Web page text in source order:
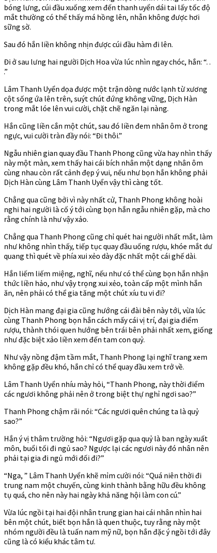
bóng lưng, cúi đầu xuống xem đến thanh uyển dái tai lấy tốc độ
mắt thường có thể thấy má hồng lên, nhẫn không được hơi
sững sờ.
Sau đó hắn liền không nhịn được cúi đầu hàm đi lên.
Đi ở sau lưng hai người Dịch Hoa vừa lúc nhìn ngay chóc, hắn: “. .
.”
Lâm Thanh Uyển dọa được một trận dòng nước lạnh từ xương
cột sống ứa lên trên, suýt chút đứng không vững, Dịch Hàn
trong mắt lóe lên vui cười, chặt chẽ ngăn lại nàng.
Hắn cũng liền cắn một chút, sau đó liền đem nhân ôm ở trong
ngực, vui cười tràn đầy nói: “Đi thôi.”
Ngẫu nhiên gian quay đầu Thanh Phong cũng vừa hay nhìn thấy
này một màn, xem thấy hai cái bích nhân một dạng nhân ôm
cùng nhau còn rất cảnh đẹp ý vui, nếu như bọn hắn không phải
Dịch Hàn cùng Lâm Thanh Uyển vậy thì càng tốt.
Chẳng qua cũng bởi vì này nhất cử, Thanh Phong không hoài
nghi hai người là cố ý tới cùng bọn hắn ngẫu nhiên gặp, mà cho
rằng chính là như vậy xảo.
Chẳng qua Thanh Phong cũng chỉ quét hai người nhất mắt, làm
như không nhìn thấy, tiếp tục quay đầu uống rượu, khóe mắt dư
quang thì quét về phía xui xẻo dày đặc nhất một cái ghế dài.
Hắn liếm liếm miệng, nghĩ, nếu như có thể cùng bọn hắn nhận
thức liền hảo, như vậy trọng xui xẻo, toàn cấp một mình hắn
ăn, nên phải có thể gia tăng một chút xíu tu vi đi?
Dịch Hàn mang đại gia cũng hướng cái đài bên này tới, vừa lúc
cùng Thanh Phong bọn hắn cách mấy cái vị trí, đại gia điểm
rượu, thành thói quen hướng bên trái bên phải nhất xem, giống
như đặc biệt xảo liền xem đến tam con quỷ.
Như vậy nồng đậm tầm mắt, Thanh Phong lại nghĩ trang xem
không gặp đều khó, hắn chỉ có thể quay đầu xem trở về.
Lâm Thanh Uyển nhíu mày hỏi, “Thanh Phong, này thời điểm
các ngươi không phải nên ở trong biệt thự nghỉ ngơi sao?”
Thanh Phong chậm rãi nói: “Các ngươi quên chúng ta là quỷ
sao?”
Hắn ý vị thâm trường hỏi: “Ngươi gặp qua quỷ là ban ngày xuất
môn, buổi tối đi ngủ sao? Ngược lại các ngươi này đó nhân nên
phải tại gia đi ngủ mới đối đi?”
“Nga, ” Lâm Thanh Uyển khẽ mỉm cười nói: “Quá niên thời đi
trung nam một chuyến, cùng kinh thành bằng hữu đều không
tụ quá, cho nên này hai ngày khả năng hội làm con cú.”
Vừa lúc ngồi tại hai đội nhân trung gian hai cái nhân nhìn hai
bên một chút, biết bọn hắn là quen thuộc, tuy rằng này một
nhóm người đều là tuấn nam mỹ nữ, bọn hắn đặc ý ngồi tới đây
cũng là có kiểu khác tâm tư.